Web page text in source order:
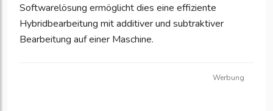
Softwarelösung ermöglicht dies eine effiziente
Hybridbearbeitung mit additiver und subtraktiver
Bearbeitung auf einer Maschine.
Werbung